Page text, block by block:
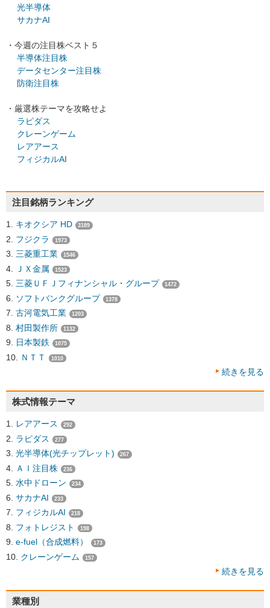
光半導体
サカナAI
・今週の注目株ベスト５
半導体注目株
データセンター注目株
防衛注目株
・厳選株テーマを攻略せよ
ラピダス
クレーンゲーム
レアアース
フィジカルAI
注目銘柄ランキング
キオクシア HD 3189
フジクラ 1973
三菱重工業 1546
ＪＸ金属 1523
三菱ＵＦＪフィナンシャル・グループ 1472
ソフトバンクグループ 1378
古河電気工業 1203
村田製作所 1132
日本製鉄 1075
ＮＴＴ 1010
続きを見る
株式情報テーマ
レアアース 292
ラピダス 277
光半導体(光チップレット) 267
ＡＩ注目株 236
水中ドローン 234
サカナAI 233
フィジカルAI 218
フォトレジスト 198
e-fuel（合成燃料） 173
クレーンゲーム 157
続きを見る
業種別